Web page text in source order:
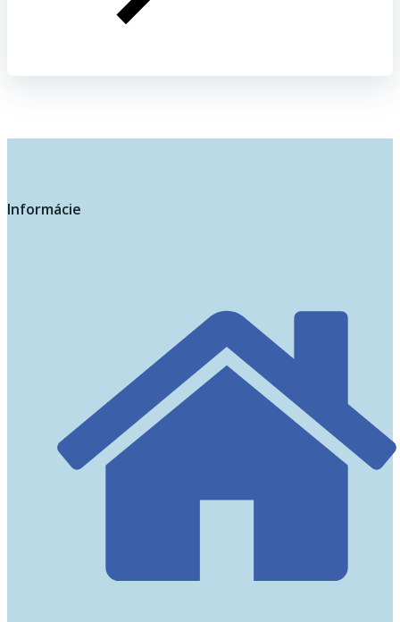
Informácie